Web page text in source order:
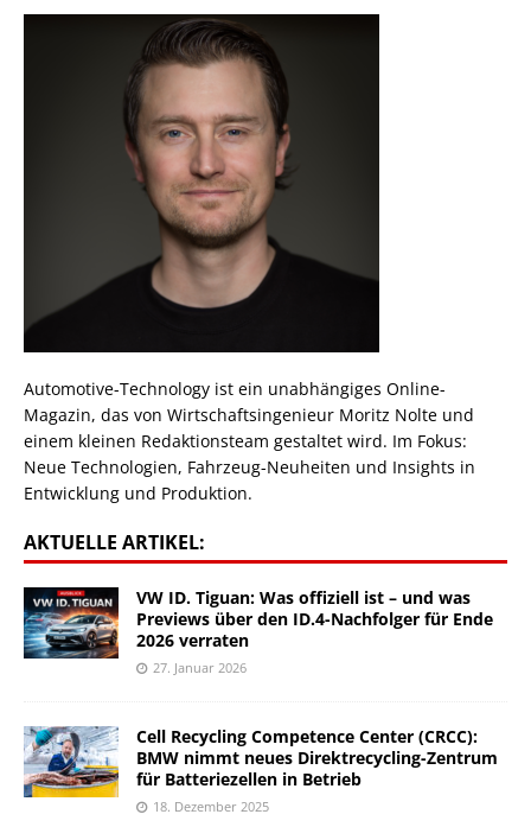
Automotive-Technology ist ein unabhängiges Online-
Magazin, das von Wirtschaftsingenieur Moritz Nolte und
einem kleinen Redaktionsteam gestaltet wird. Im Fokus:
Neue Technologien, Fahrzeug-Neuheiten und Insights in
Entwicklung und Produktion.
AKTUELLE ARTIKEL:
VW ID. Tiguan: Was offiziell ist – und was
Previews über den ID.4-Nachfolger für Ende
2026 verraten
27. Januar 2026
Cell Recycling Competence Center (CRCC):
BMW nimmt neues Direktrecycling-Zentrum
für Batteriezellen in Betrieb
18. Dezember 2025